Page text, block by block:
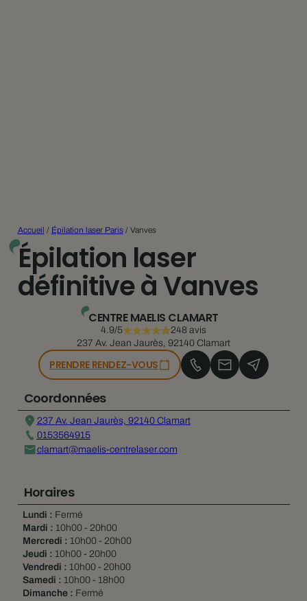
Accueil / Épilation laser Paris/ Vanves
Épilation laser
définitive à Vanves
CENTRE MAELIS CLAMART
4.9/5
248 avis
237 Av. Jean Jaurès, 92140 Clamart
PRENDRE RENDEZ-VOUS
Coordonnées
237 Av. Jean Jaurès, 92140 Clamart
0153564915
clamart@maelis-centrelaser.com
Horaires
Lundi : Fermé
Mardi : 10h00 - 20h00
Mercredi : 10h00 - 20h00
Jeudi : 10h00 - 20h00
Vendredi : 10h00 - 20h00
Samedi : 10h00 - 18h00
Dimanche : Fermé